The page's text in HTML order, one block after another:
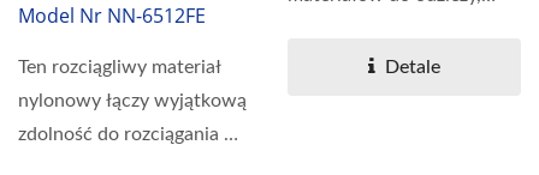
Model Nr NN-6512FE
Ten rozciągliwy materiał
nylonowy łączy wyjątkową
zdolność do rozciągania w
ARMORTEX®...
Detale